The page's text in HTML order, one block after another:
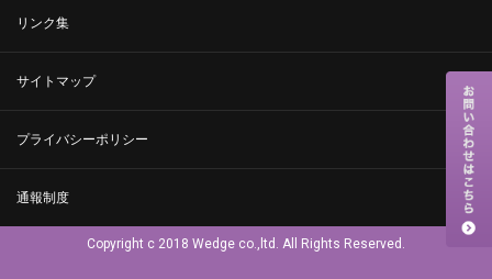
リンク集
サイトマップ
プライバシーポリシー
通報制度
Copyright c 2018 Wedge co.,ltd. All Rights Reserved.